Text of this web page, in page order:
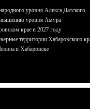
уровня Алекса Датского
уровня Амура
крае в 2027 году
территории Хабаровского
в Хабаровске